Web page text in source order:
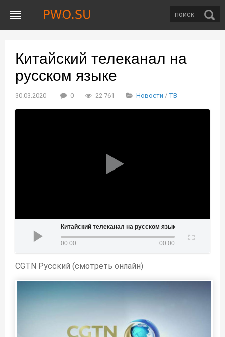
Китайский телеканал на
русском языке
30.03.2020 0 22 761 Новости / ТВ
Китайский телеканал на русском языке
00:00 00:00
CGTN Русский (смотреть онлайн)